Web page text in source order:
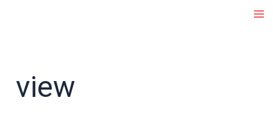
view